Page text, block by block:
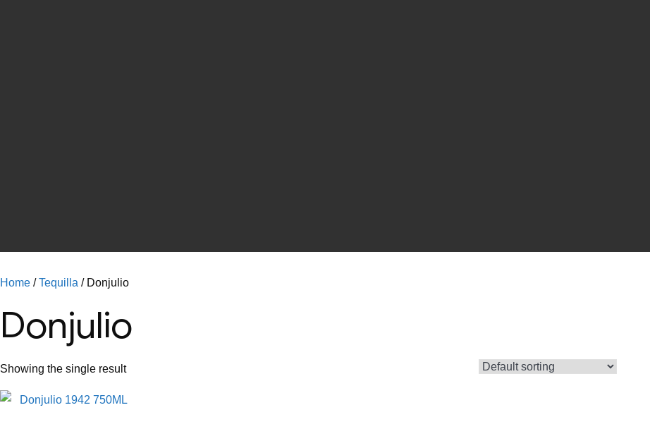
Home /Tequilla / Donjulio
Donjulio
Showing the single result